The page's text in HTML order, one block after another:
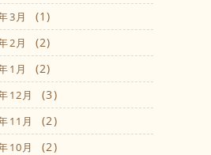
3月 (1)
2月 (2)
1月 (2)
12月 (3)
11月 (2)
10月 (2)